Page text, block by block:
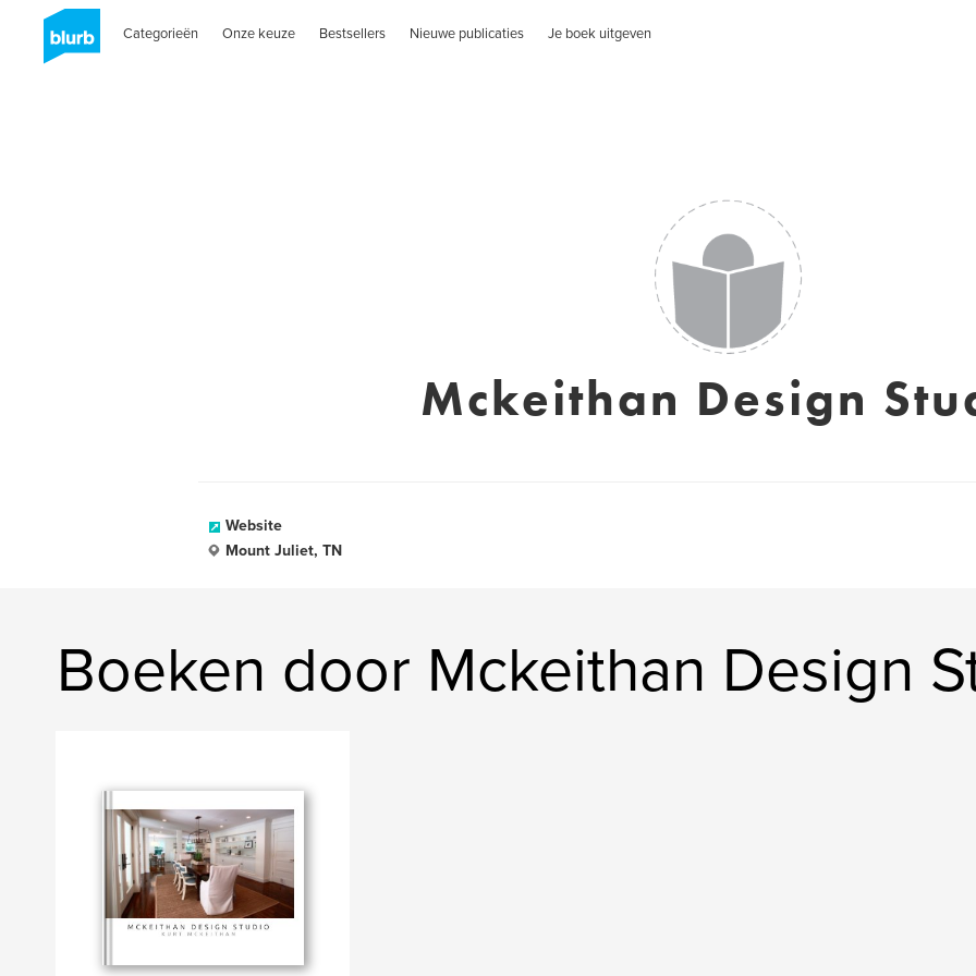
Categorieën Onze keuze Bestsellers Nieuwe publicaties Je boek uitgeven
Mckeithan Design
Website
Mount Juliet, TN
Boeken door Mckeithan Design